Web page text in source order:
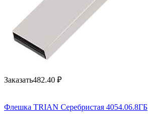
Заказать482.40 ₽
Флешка TRIAN Серебристая 4054.06.8ГБ